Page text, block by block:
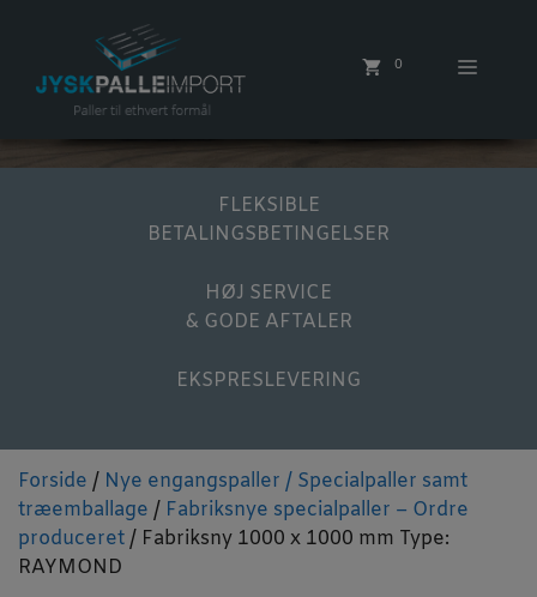
indhold
0 Menu
FLEKSIBLE
BETALINGSBETINGELSER
HØJ SERVICE
& GODE AFTALER
EKSPRESLEVERING
Forside / Nye engangspaller / Specialpaller samt
træemballage / Fabriksnye specialpaller – Ordre
produceret / Fabriksny 1000 x 1000 mm Type:
RAYMOND